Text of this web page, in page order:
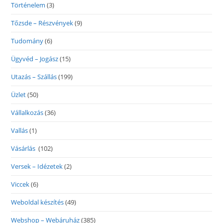
Történelem (3)
Tőzsde – Részvények(9)
Tudomány(6)
Ügyvéd – Jogász(15)
Utazás – Szállás(199)
Üzlet(50)
Vállalkozás(36)
Vallás(1)
Vásárlás (102)
Versek – Idézetek(2)
Viccek(6)
Weboldal készítés(49)
Webshop – Webáruház(385)